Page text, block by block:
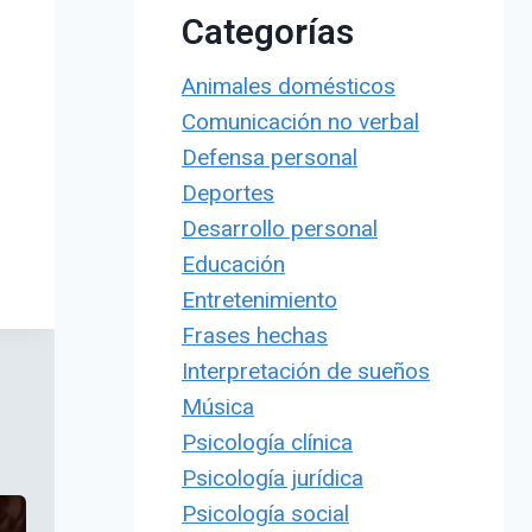
Categorías
Animales domésticos
Comunicación no verbal
Defensa personal
Deportes
Desarrollo personal
Educación
Entretenimiento
Frases hechas
Interpretación de sueños
Música
Psicología clínica
Psicología jurídica
Psicología social